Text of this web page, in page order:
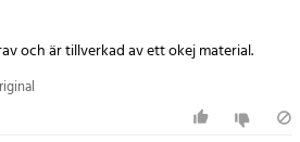
eller tvättstuga
och är tillverkad av ett okej material.